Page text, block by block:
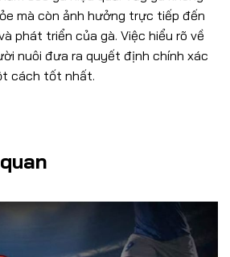
mà còn ảnh hưởng trực tiếp đến
phát triển của gà. Việc hiểu rõ về
nuôi đưa ra quyết định chính xác
cách tốt nhất.